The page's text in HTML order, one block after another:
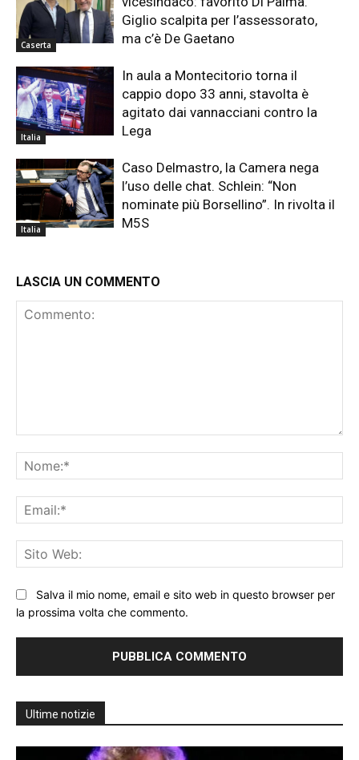
Caserta
Giglio scalpita per l’assessorato,
ma c’è De Gaetano
Italia
In aula a Montecitorio torna il
cappio dopo 33 anni, stavolta è
agitato dai vannacciani contro la
Lega
Italia
Caso Delmastro, la Camera nega
l’uso delle chat. Schlein: “Non
nominate più Borsellino”. In rivolta il
M5S
LASCIA UN COMMENTO
Salva il mio nome, email e sito web in questo browser per
la prossima volta che commento.
Ultime notizie